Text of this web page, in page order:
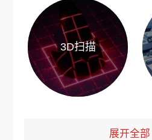
3D扫描
展开全部